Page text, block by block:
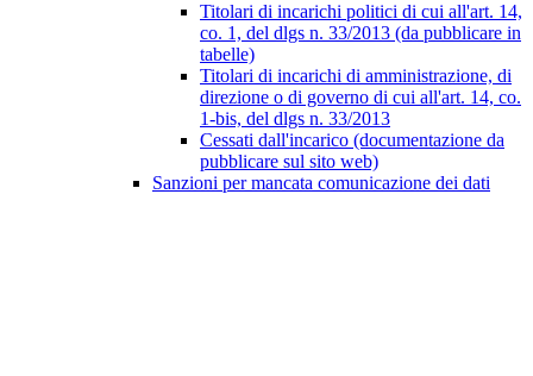
Titolari di incarichi politici di cui all'art. 14,
co. 1, del dlgs n. 33/2013 (da pubblicare in
tabelle)
Titolari di incarichi di amministrazione, di
direzione o di governo di cui all'art. 14, co.
1-bis, del dlgs n. 33/2013
Cessati dall'incarico (documentazione da
pubblicare sul sito web)
Sanzioni per mancata comunicazione dei dati